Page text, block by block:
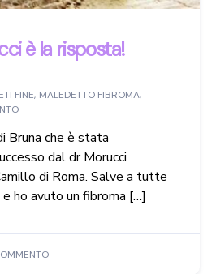
è la risposta!
FINE, MALEDETTO FIBROMA,
Bruna che è stata
dal dr Morucci
di Roma. Salve a tutte
e ho avuto un fibroma […]